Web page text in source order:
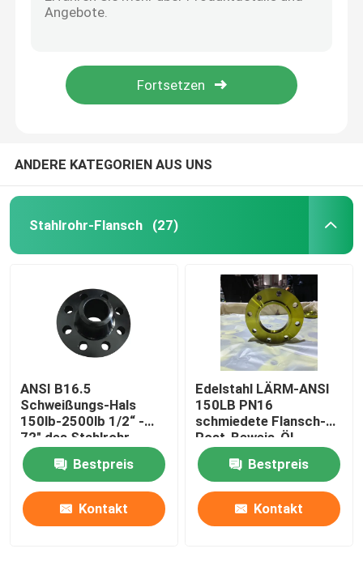
Flansch BS 4504
Flansch JIS B2220
FLANSCH aus Edelstahl
Rohrverschraubungen aus Edelstahl
Fitting stoßen
Fittings-Kappe
Fitting zweigen ab
ANDERE KATEGORIEN AUS UNS
Stahlrohr-Flansch (27)
ANSI B16.5
Schweißungs-Hals
150lb-2500lb 1/2“ -
72" des Stahlrohr-
Flansch-WN
Bestpreis
Kontakt
Edelstahl LÄRM-ANSI
150LB PN16
schmiedete Flansch-
Rost-Beweis-Öl,
Bestpreis
Kontakt